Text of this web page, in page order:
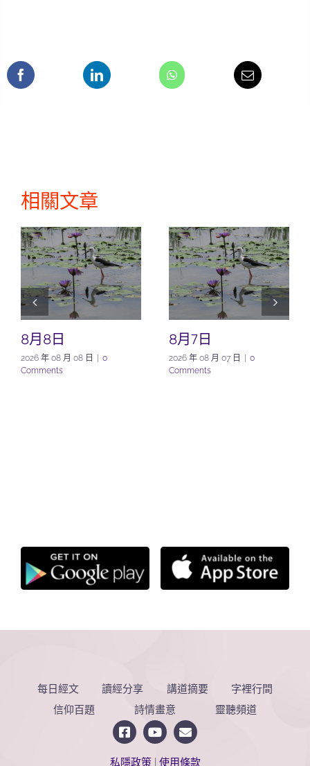
相關文章
8月8日
2026 年 08 月 08 日
0
Comments
8月7日
2026 年 08 月 07 日
0
Comments
每日經文 讀經分享 講道摘要
字裡行間
信仰百題
詩情畫意 靈聽頻道
私隱政策| 使用條款